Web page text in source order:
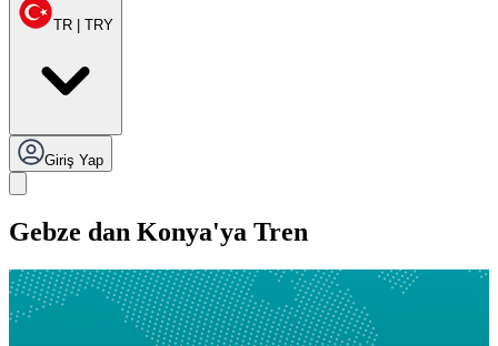
TR | TRY
Giriş Yap
Gebze dan Konya'ya Tren